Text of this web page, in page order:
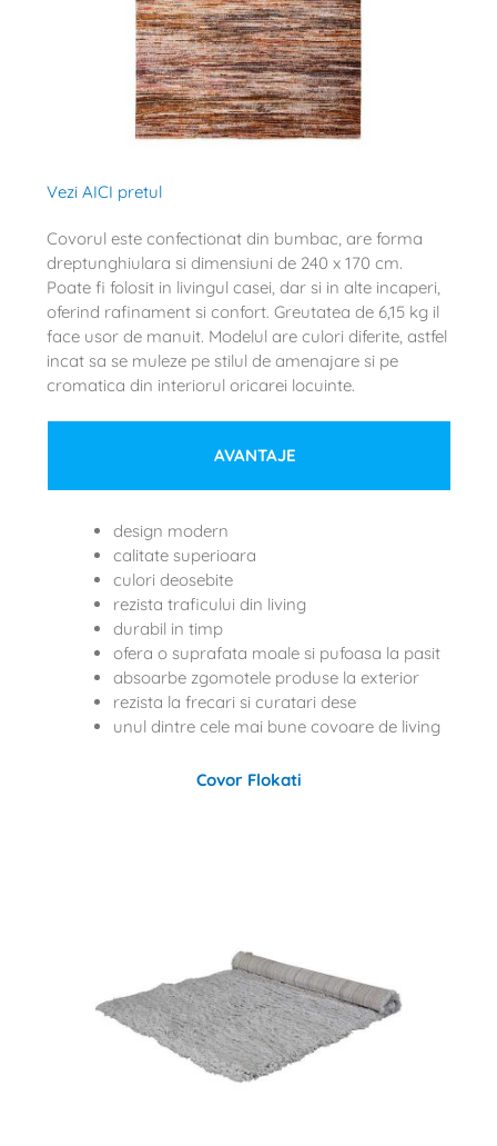
Vezi AICI pretul
Covorul este confectionat din bumbac, are forma
dreptunghiulara si dimensiuni de 240 x 170 cm.
Poate fi folosit in livingul casei, dar si in alte incaperi,
oferind rafinament si confort. Greutatea de 6,15 kg il
face usor de manuit. Modelul are culori diferite, astfel
incat sa se muleze pe stilul de amenajare si pe
cromatica din interiorul oricarei locuinte.
AVANTAJE
design modern
calitate superioara
culori deosebite
rezista traficului din living
durabil in timp
ofera o suprafata moale si pufoasa la pasit
absoarbe zgomotele produse la exterior
rezista la frecari si curatari dese
unul dintre cele mai bune covoare de living
Covor Flokati